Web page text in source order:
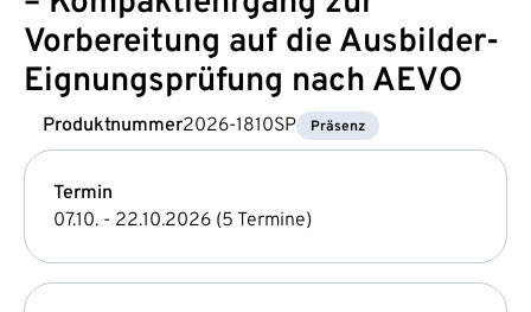
Vorbereitung auf die Ausbilder-
Eignungsprüfung nach AEVO
Produktnummer2026-1810SP Präsenz
Termin
07.10. - 22.10.2026 (5 Termine)